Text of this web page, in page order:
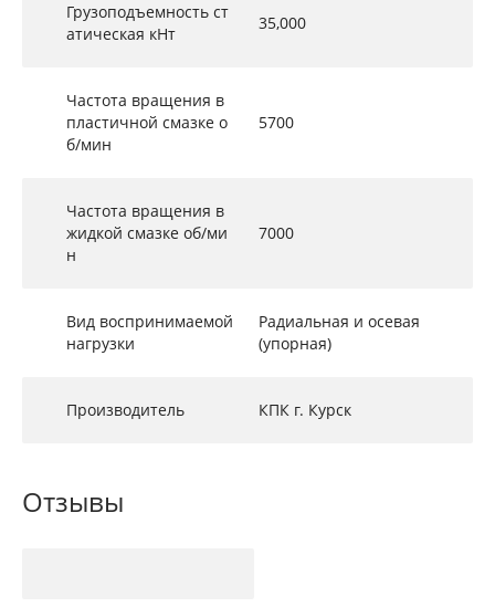
Грузоподъемность ст
атическая кНт
35,000
Частота вращения в
пластичной смазке о
б/мин
5700
Частота вращения в
жидкой смазке об/ми
н
7000
Вид воспринимаемой
нагрузки
Радиальная и осевая
(упорная)
Производитель КПК г. Курск
Отзывы